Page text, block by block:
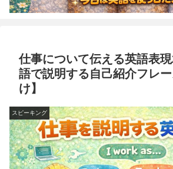
仕事について伝える英語表
語で説明する自己紹介フレ
け】
スピーキング